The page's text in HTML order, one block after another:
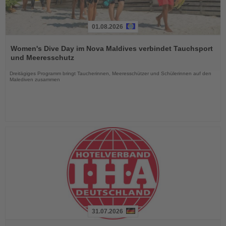
Sie
die
01.08.2026
Women's Dive Day im Nova Maldives verbindet Tauchsport
und Meeresschutz
Dreitägiges Programm bringt Taucherinnen, Meeresschützer und Schülerinnen auf den
Malediven zusammen
31.07.2026